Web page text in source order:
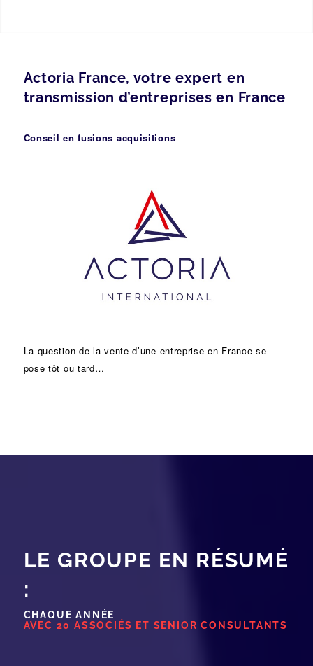
Actoria France, votre expert en
transmission d’entreprises en France
Conseil en fusions acquisitions
La question de la vente d’une entreprise en France se
pose tôt ou tard…
LE GROUPE EN RÉSUMÉ
:
CHAQUE ANNÉE
AVEC 20 ASSOCIÉS ET SENIOR CONSULTANTS